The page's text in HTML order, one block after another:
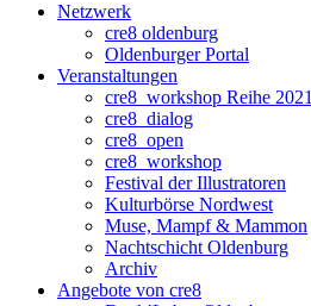
Netzwerk
cre8 oldenburg
Oldenburger Portal
Veranstaltungen
cre8_workshop Reihe 2021
cre8_dialog
cre8_open
cre8_workshop
Festival der Illustratoren
Kulturbörse Nordwest
Muse, Mampf & Mammon
Nachtschicht Oldenburg
Archiv
Angebote von cre8